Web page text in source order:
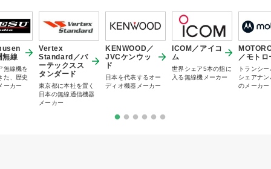
無線
無線機を
た、歴史
ーカー
Vertex
Standard／バ
ーテックスス
タンダード
東京都に本社を置く
日本の無線通信機器
メーカー
KENWOOD／
JVCケンウッ
ド
日本を代表するオー
ディオ機器メーカー
ICOM／アイコ
ム
世界シェア5本の指に
入る無線機メーカー
／モトロ
トランシ
シェアナ
のメーカー